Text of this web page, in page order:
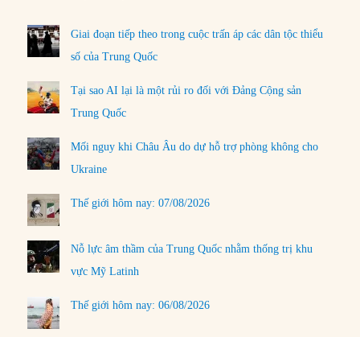
Giai đoạn tiếp theo trong cuộc trấn áp các dân tộc thiểu
số của Trung Quốc
Tại sao AI lại là một rủi ro đối với Đảng Cộng sản
Trung Quốc
Mối nguy khi Châu Âu do dự hỗ trợ phòng không cho
Ukraine
Thế giới hôm nay: 07/08/2026
Nỗ lực âm thầm của Trung Quốc nhằm thống trị khu
vực Mỹ Latinh
Thế giới hôm nay: 06/08/2026